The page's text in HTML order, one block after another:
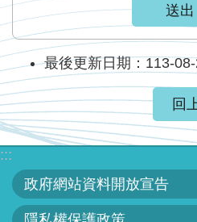
最後更新日期：113-
回
:::
政府網站資料開放宣告